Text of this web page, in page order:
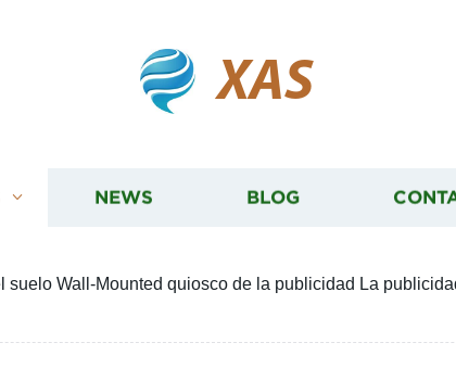
XAS
NEWS BLOG
Wall-Mounted quiosco de la publicidad La